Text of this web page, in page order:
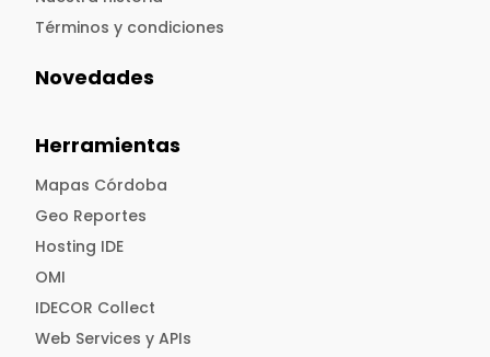
Términos y condiciones
Novedades
Herramientas
Mapas Córdoba
Geo Reportes
Hosting IDE
OMI
IDECOR Collect
Web Services y APIs